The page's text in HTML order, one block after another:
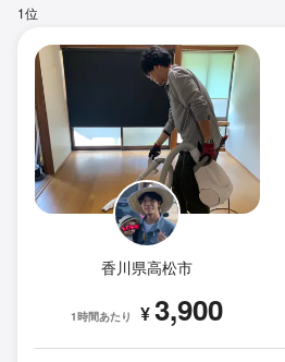
1位
香川県高松市
1時間あたり ¥3,900